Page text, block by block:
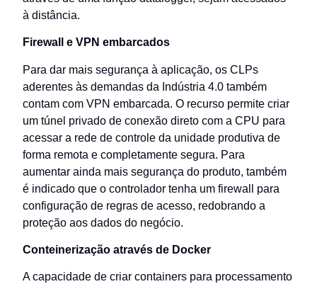
à distância.
Firewall e VPN embarcados
Para dar mais segurança à aplicação, os CLPs
aderentes às demandas da Indústria 4.0 também
contam com VPN embarcada. O recurso permite criar
um túnel privado de conexão direto com a CPU para
acessar a rede de controle da unidade produtiva de
forma remota e completamente segura. Para
aumentar ainda mais segurança do produto, também
é indicado que o controlador tenha um firewall para
configuração de regras de acesso, redobrando a
proteção aos dados do negócio.
Conteinerização através de Docker
A capacidade de criar containers para processamento